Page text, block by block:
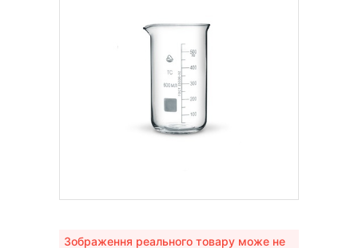
Зображення реального товару може не